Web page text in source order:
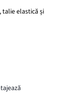
elastică și